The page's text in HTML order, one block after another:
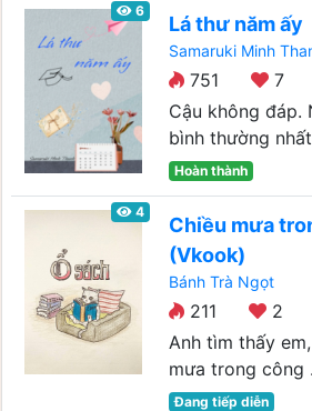
6
Lá thư năm ấy
Samaruki Minh
751 7
Cậu không đáp.
bình thường
Hoàn thành
4
Chiều mưa
(Vkook)
Bánh Trà Ngọt
211 2
Anh tìm thấy
mưa trong công
Đang tiếp diễn